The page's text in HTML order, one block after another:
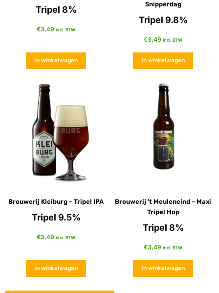
Tripel 8%
€3,49 incl. BTW
In winkelwagen
Snipperdag
Tripel 9.8%
€3,49 incl. BTW
In winkelwagen
Brouwerij Kleiburg – Tripel IPA
Tripel 9.5%
€3,49 incl. BTW
In winkelwagen
Brouwerij ’t Meuleneind – Maxi
Tripel Hop
Tripel 8%
€3,49 incl. BTW
In winkelwagen